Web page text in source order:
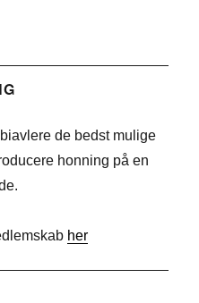
de bedst mulige
honning på en
her